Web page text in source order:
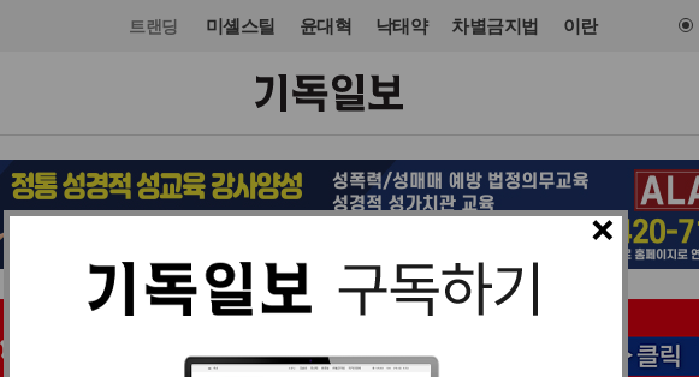
트랜딩 미셸스틸 윤대혁 낙태약 차별금지법 이란
×